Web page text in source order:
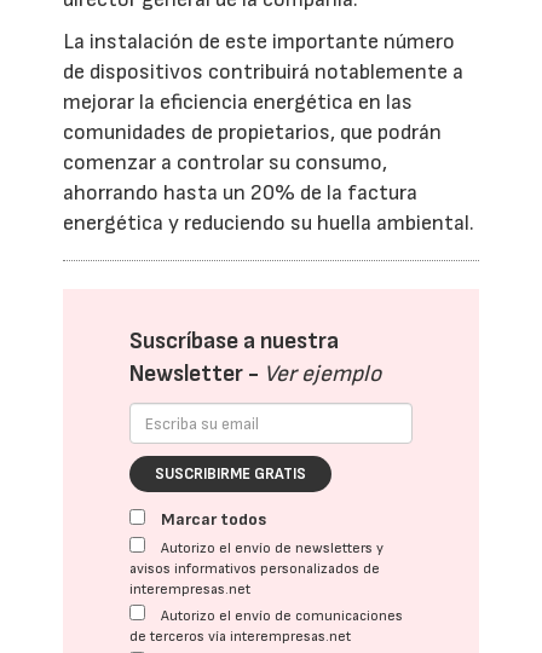
La instalación de este importante número
de dispositivos contribuirá notablemente a
mejorar la eficiencia energética en las
comunidades de propietarios, que podrán
comenzar a controlar su consumo,
ahorrando hasta un 20% de la factura
energética y reduciendo su huella ambiental.
Suscríbase a nuestra
Newsletter - Ver ejemplo
SUSCRIBIRME GRATIS
Marcar todos
Autorizo el envío de newsletters y
avisos informativos personalizados de
interempresas.net
Autorizo el envío de comunicaciones
de terceros vía interempresas.net